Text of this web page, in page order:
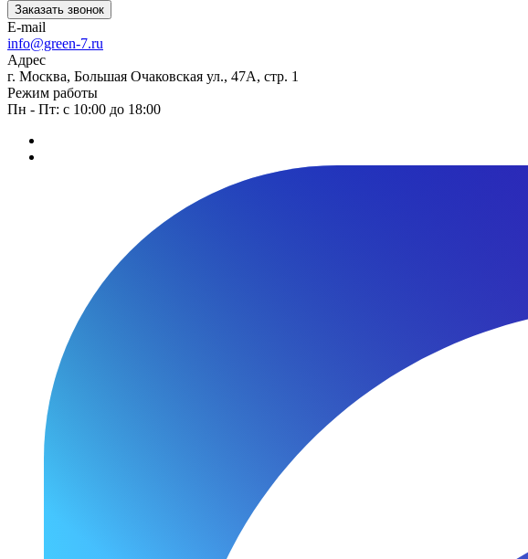
Заказать звонок
E-mail
info@green-7.ru
Адрес
г. Москва, Большая Очаковская ул., 47А, стр. 1
Режим работы
Пн - Пт: с 10:00 до 18:00